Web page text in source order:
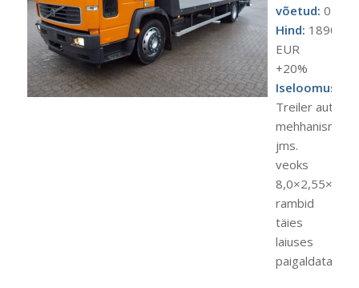
võetud:
Hind: 18900
EUR
+20%
Iseloomustus:
Treiler autode,
mehhanismide
jms.
veoks
8,0×2,55×0,08
rambid
täies
laiuses
paigaldatavad